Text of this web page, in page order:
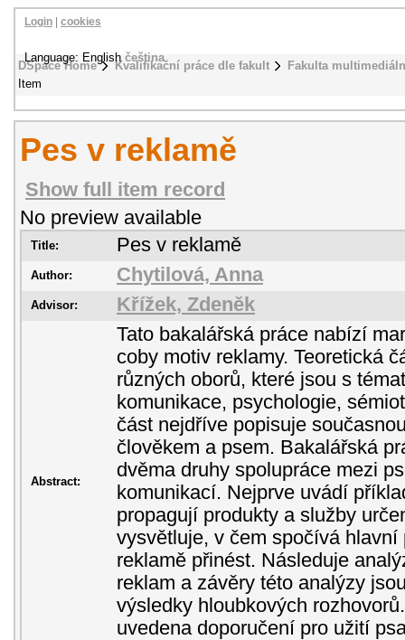
DSpace Home Kvalifikační práce dle fakult
Fakulta
Item
Login cookies
Language: Englishčeština
Pes v reklamě
Show full item record
No preview available
Title: Pes v reklamě
Author: Chytilová, Anna
Advisor: Křížek, Zdeněk
Abstract:
Tato bakalářská práce nabízí
coby motiv reklamy. Teoretická
různých oborů, které jsou s
komunikace, psychologie,
část nejdříve popisuje
člověkem a psem. Bakalářská
dvěma druhy spolupráce mezi
komunikací. Nejprve uvádí
propagují produkty a služby
vysvětluje, v čem spočívá
reklamě přinést. Následuje
reklam a závěry této analýzy
výsledky hloubkových
uvedena doporučení pro užití